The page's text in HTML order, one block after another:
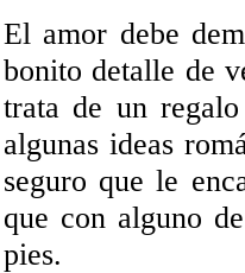
El amor debe
bonito detalle de
trata de un
algunas ideas
seguro que le
que con alguno
pies.